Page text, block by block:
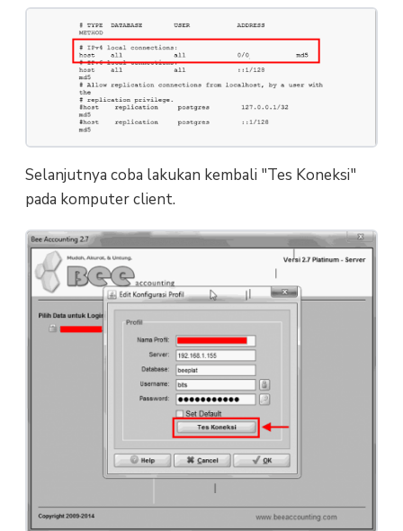
Selanjutnya coba lakukan kembali "Tes Koneksi"
pada komputer client.